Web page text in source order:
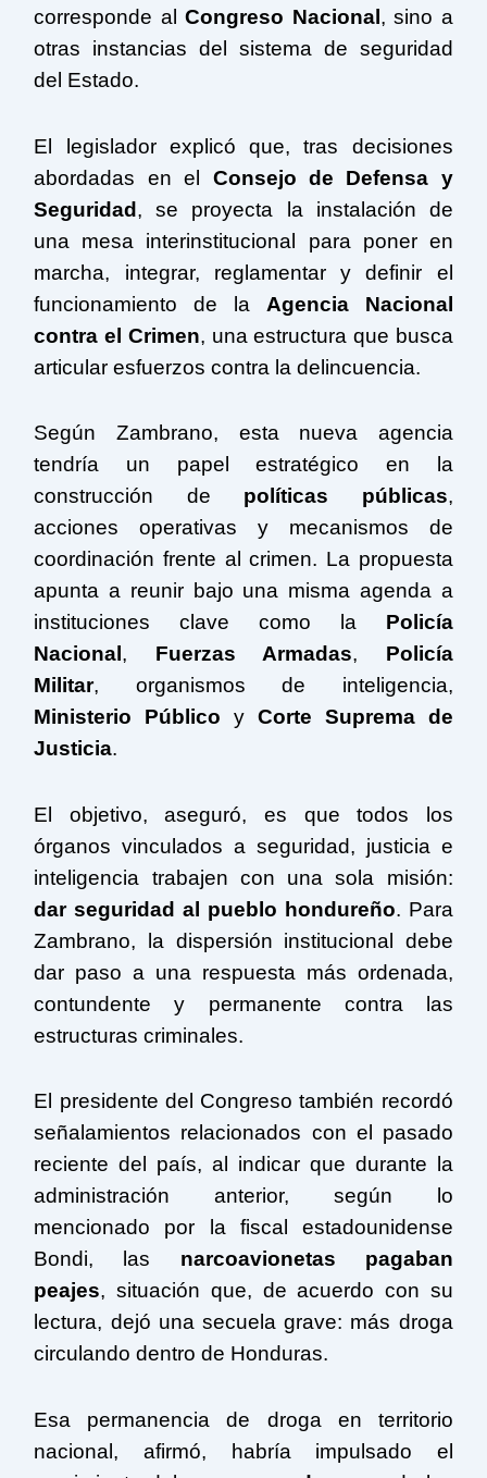
corresponde alCongreso Nacional , sino a
otras instancias del sistema de seguridad
del Estado.
El legislador explicó que, tras decisiones
abordadas en el Consejo de Defensa y
Seguridad, se proyecta la instalación de
una mesa interinstitucional para poner en
marcha, integrar, reglamentar y definir el
funcionamiento de la Agencia Nacional
contra el Crimen, una estructura que busca
articular esfuerzos contra la delincuencia.
Según Zambrano, esta nueva agencia
tendría un papel estratégico en la
construcción de políticas públicas,
acciones operativas y mecanismos de
coordinación frente al crimen. La propuesta
apunta a reunir bajo una misma agenda a
instituciones clave como la Policía
Nacional , Fuerzas Armadas, Policía
Militar, organismos de inteligencia,
Ministerio Público y Corte Suprema de
Justicia.
El objetivo, aseguró, es que todos los
órganos vinculados a seguridad, justicia e
inteligencia trabajen con una sola misión:
dar seguridad al pueblo hondureño. Para
Zambrano, la dispersión institucional debe
dar paso a una respuesta más ordenada,
contundente y permanente contra las
estructuras criminales.
El presidente del Congreso también recordó
señalamientos relacionados con el pasado
reciente del país, al indicar que durante la
administración anterior, según lo
mencionado por la fiscal estadounidense
Bondi, las narcoavionetas pagaban
peajes, situación que, de acuerdo con su
lectura, dejó una secuela grave: más droga
circulando dentro de Honduras.
Esa permanencia de droga en territorio
nacional, afirmó, habría impulsado el